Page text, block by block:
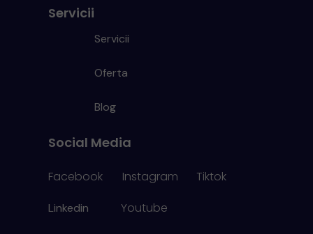
Linkedin Youtube
Tiktok
Instagram
Facebook
Servicii
Servicii
Oferta
Blog
Social Media